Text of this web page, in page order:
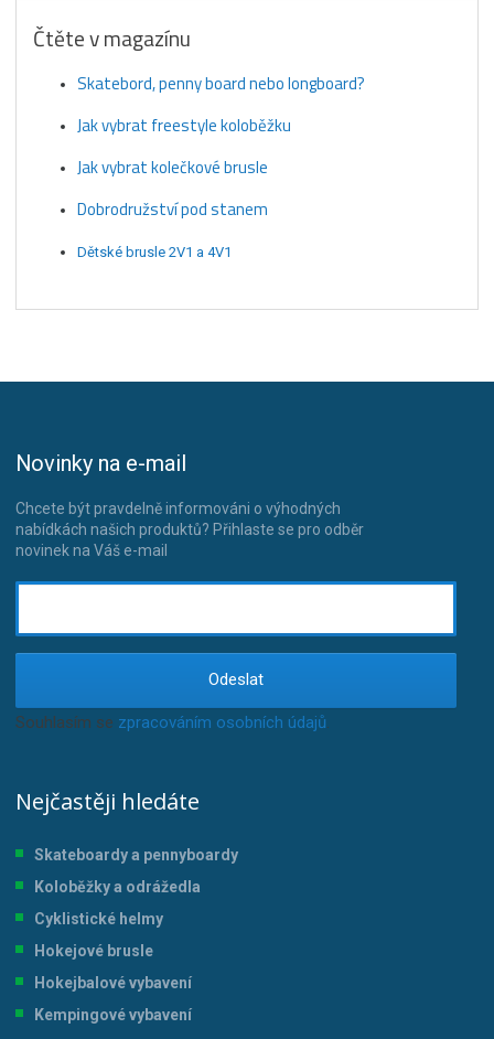
Čtěte v magazínu
Skatebord, penny board nebo longboard?
Jak vybrat freestyle koloběžku
Jak vybrat kolečkové brusle
Dobrodružství pod stanem
Dětské brusle 2V1 a 4V1
Novinky na e-mail
Chcete být pravdelně informováni o výhodných
nabídkách našich produktů? Přihlaste se pro odběr
novinek na Váš e-mail
Odeslat
Souhlasím se zpracováním osobních údajů.
Nejčastěji hledáte
Skateboardy a pennyboardy
Koloběžky a odrážedla
Cyklistické helmy
Hokejové brusle
Hokejbalové vybavení
Kempingové vybavení